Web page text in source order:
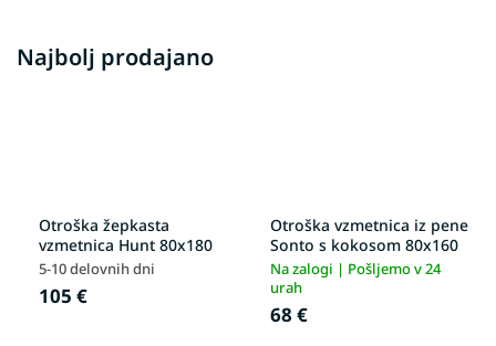
Najbolj prodajano
Otroška žepkasta
vzmetnica Hunt 80x180
5-10 delovnih dni
105 €
Otroška vzmetnica iz pene
Sonto s kokosom 80x160
Na zalogi | Pošljemo v 24
urah
68 €